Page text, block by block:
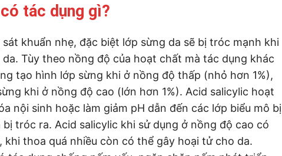
tác dụng gì?
khuẩn nhẹ, đặc biệt lớp sừng da sẽ bị tróc mạnh khi
Tùy theo nồng độ của hoạt chất mà tác dụng khác
tạo hình lớp sừng khi ở nồng độ thấp (nhỏ hơn 1%),
khi ở nồng độ cao (lớn hơn 1%). Acid salicylic hoạt
nội sinh hoặc làm giảm pH dẫn đến các lớp biểu mô bị
tróc ra. Acid salicylic khi sử dụng ở nồng độ cao có
khi thoa quá nhiều còn có thể gây hoại tử cho da.